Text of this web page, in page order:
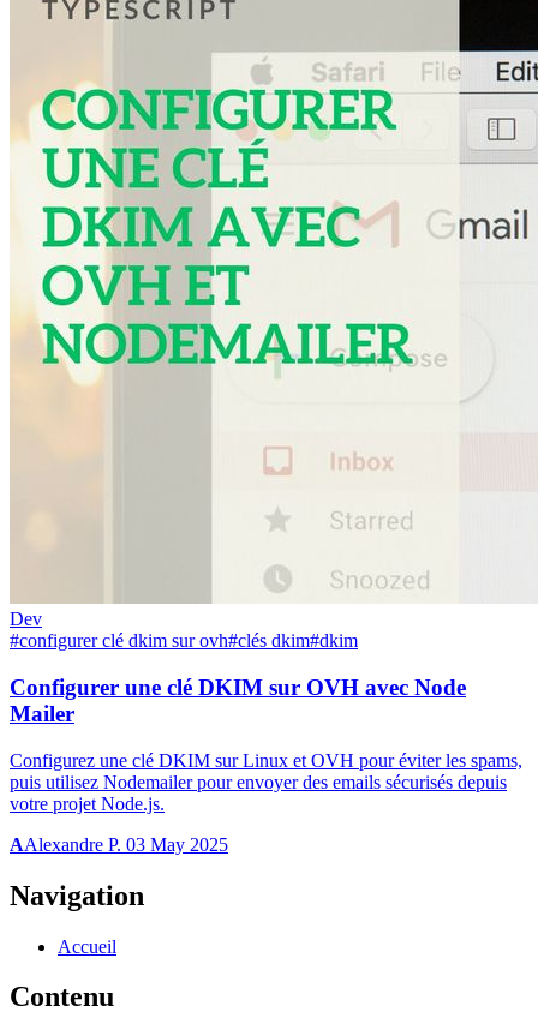
Dev
#configurer clé dkim sur ovh#clés dkim#dkim
Configurer une clé DKIM sur OVH avec Node
Mailer
Configurez une clé DKIM sur Linux et OVH pour éviter les spams,
puis utilisez Nodemailer pour envoyer des emails sécurisés depuis
votre projet Node.js.
AAlexandre P. 03 May 2025
Navigation
Accueil
Contenu